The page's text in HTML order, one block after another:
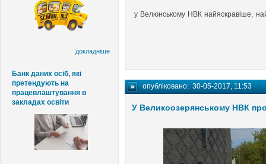
докладніше
Банк даних осіб, які
претендують на
працевлаштування в
закладах освіти
у Велюнському НВКнайяскравіше,
опубліковано:30-05-2017, 11:53
У Великоозерянському НВК